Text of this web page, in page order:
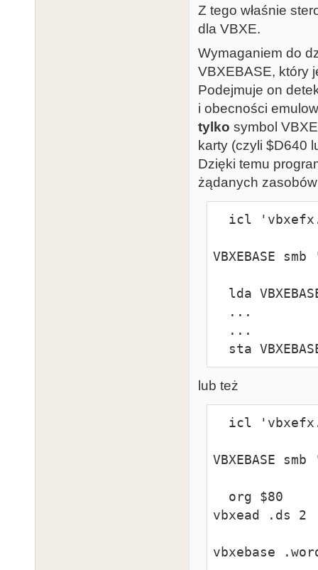
$1D:
$1E:
$1F:
$20:
blittera
$22:
adres VRAM
$25:
VRAM
Oznaczenia:
- byte - 1
- long - 3
Z tego właśnie
dla VBXE.
Wymaganiem do
VBXEBASE, który
Podejmuje on
i obecności
tylko symbol
karty (czyli $D640
Dzięki temu
żądanych
VBXEBASE smb
sta
lub też
VBXEBASE smb
vbxead .ds 2
vbxebase .word